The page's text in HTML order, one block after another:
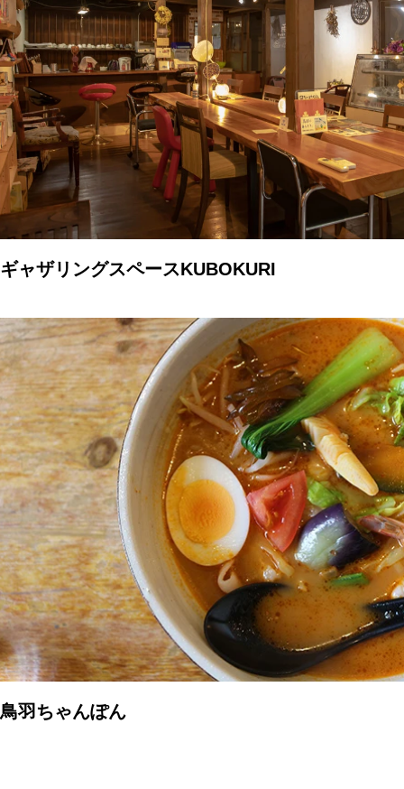
ギャザリングスペースKUBOKURI
鳥羽ちゃんぽん